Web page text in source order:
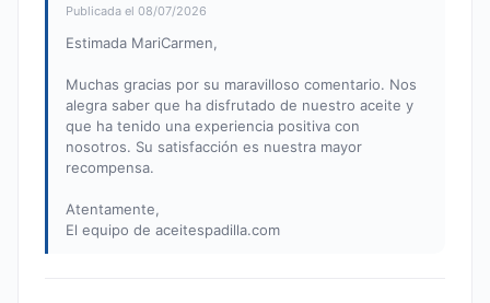
Publicada el 08/07/2026
Estimada MariCarmen,
Muchas gracias por su maravilloso comentario. Nos
alegra saber que ha disfrutado de nuestro aceite y
que ha tenido una experiencia positiva con
nosotros. Su satisfacción es nuestra mayor
recompensa.
Atentamente,
El equipo de aceitespadilla.com